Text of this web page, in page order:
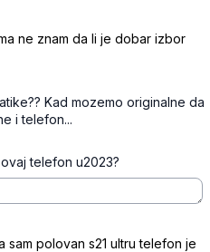
ne znam da li je dobar izbor
Kad mozemo originalne da
i telefon...
telefon u2023?
polovan s21 ultru telefon je